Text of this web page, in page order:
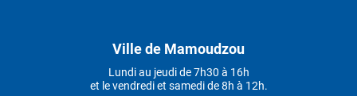
Ville de Mamoudzou
Lundi au jeudi de 7h30 à 16h
et le vendredi et samedi de 8h à 12h.